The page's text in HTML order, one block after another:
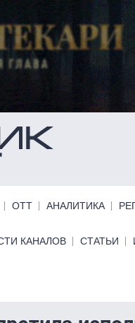
ОТТ АНАЛИТИКА
КАНАЛОВ СТАТЬИ